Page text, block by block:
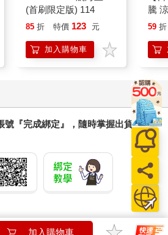
(首刷限定版) 114
85 折 特價 123 元
加入購物車
騰
涼
毛巾
59 折
號『完成綁定』，隨時掌握出貨動
操作ATM! 如接獲電話要求您前往
加入購物車